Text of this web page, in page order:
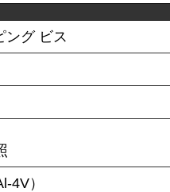
ング ビス
4V）